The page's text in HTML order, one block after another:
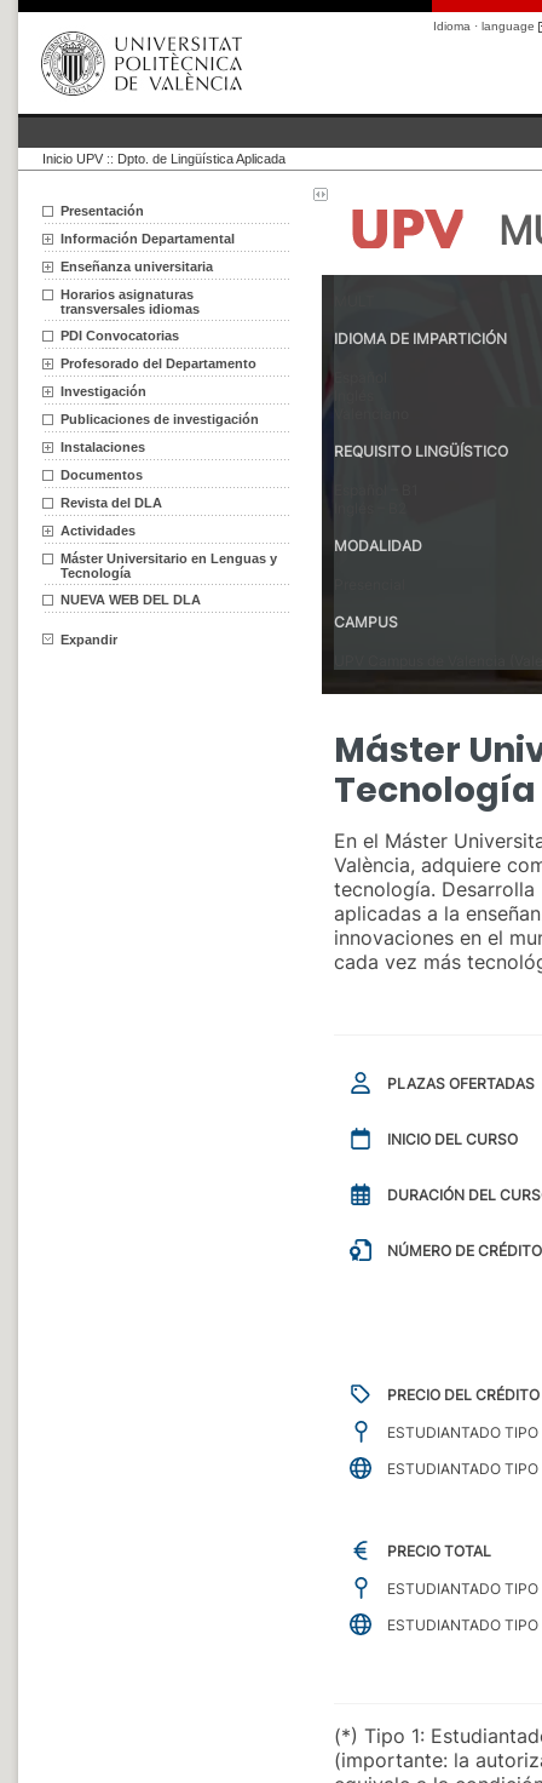
Idioma · language
Inicio UPV :: Dpto. de Lingüística Aplicada
Presentación
Información Departamental
Enseñanza universitaria
Horarios asignaturas
transversales idiomas
PDI Convocatorias
Profesorado del Departamento
Investigación
Publicaciones de investigación
Instalaciones
Documentos
Revista del DLA
Actividades
Máster Universitario en Lenguas y
Tecnología
NUEVA WEB DEL DLA
Expandir